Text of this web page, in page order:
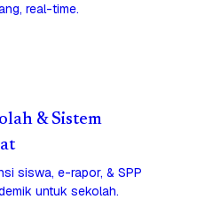
real-time.
& Sistem
siswa, e-rapor, & SPP
untuk sekolah.